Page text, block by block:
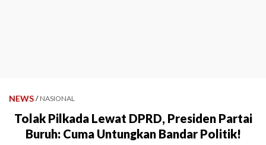
NEWS / NASIONAL
Tolak Pilkada Lewat DPRD, Presiden Partai
Buruh: Cuma Untungkan Bandar Politik!